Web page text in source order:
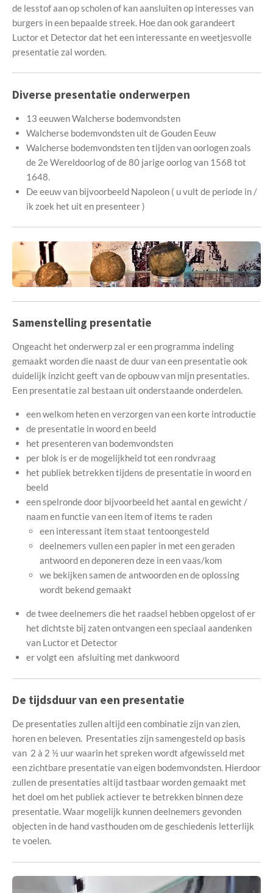
de lesstof aan op scholen of kan aansluiten op interesses van
burgers in een bepaalde streek. Hoe dan ook garandeert
Luctor et Detector dat het een interessante en weetjesvolle
presentatie zal worden.
Diverse presentatie onderwerpen
13 eeuwen Walcherse bodemvondsten
Walcherse bodemvondsten uit de Gouden Eeuw
Walcherse bodemvondsten ten tijden van oorlogen zoals
de 2e Wereldoorlog of de 80 jarige oorlog van 1568 tot
1648.
De eeuw van bijvoorbeeld Napoleon ( u vult de periode in /
ik zoek het uit en presenteer )
Samenstelling presentatie
Ongeacht het onderwerp zal er een programma indeling
gemaakt worden die naast de duur van een presentatie ook
duidelijk inzicht geeft van de opbouw van mijn presentaties.
Een presentatie zal bestaan uit onderstaande onderdelen.
een welkom heten en verzorgen van een korte introductie
de presentatie in woord en beeld
het presenteren van bodemvondsten
per blok is er de mogelijkheid tot een rondvraag
het publiek betrekken tijdens de presentatie in woord en
beeld
een spelronde door bijvoorbeeld het aantal en gewicht /
naam en functie van een item of items te raden
een interessant item staat tentoongesteld
deelnemers vullen een papier in met een geraden
antwoord en deponeren deze in een vaas/kom
we bekijken samen de antwoorden en de oplossing
wordt bekend gemaakt
de twee deelnemers die het raadsel hebben opgelost of er
het dichtste bij zaten ontvangen een speciaal aandenken
van Luctor et Detector
er volgt een afsluiting met dankwoord
De tijdsduur van een presentatie
De presentaties zullen altijd een combinatie zijn van zien,
horen en beleven. Presentaties zijn samengesteld op basis
van 2 à 2 ½ uur waarin het spreken wordt afgewisseld met
een zichtbare presentatie van eigen bodemvondsten. Hierdoor
zullen de presentaties altijd tastbaar worden gemaakt met
het doel om het publiek actiever te betrekken binnen deze
presentatie. Waar mogelijk kunnen deelnemers gevonden
objecten in de hand vasthouden om de geschiedenis letterlijk
te voelen.